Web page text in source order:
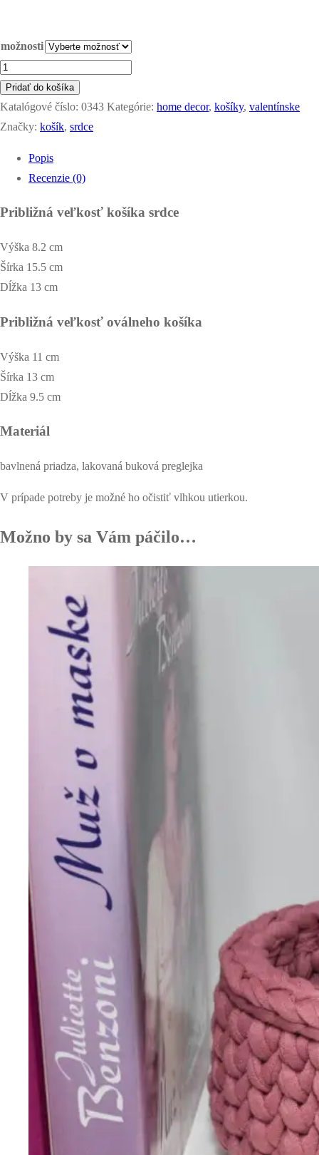
možnosti
množstvo
háčkované
košíky
terakota
Pridať do košíka
Katalógové číslo: 0343 Kategórie: home decor, košíky, valentínske
Značky: košík, srdce
Popis
Recenzie (0)
Približná veľkosť košíka srdce
Výška 8.2 cm
Šírka 15.5 cm
Dĺžka 13 cm
Približná veľkosť oválneho košíka
Výška 11 cm
Šírka 13 cm
Dĺžka 9.5 cm
Materiál
bavlnená priadza, lakovaná buková preglejka
V prípade potreby je možné ho očistiť vlhkou utierkou.
Možno by sa Vám páčilo…